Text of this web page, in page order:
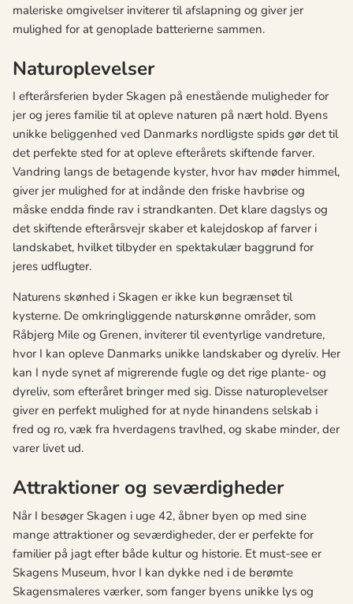
maleriske omgivelser inviterer til afslapning og giver jer
mulighed for at genoplade batterierne sammen.
Naturoplevelser
I efterårsferien byder Skagen på enestående muligheder for
jer og jeres familie til at opleve naturen på nært hold. Byens
unikke beliggenhed ved Danmarks nordligste spids gør det til
det perfekte sted for at opleve efterårets skiftende farver.
Vandring langs de betagende kyster, hvor hav møder himmel,
giver jer mulighed for at indånde den friske havbrise og
måske endda finde rav i strandkanten. Det klare dagslys og
det skiftende efterårsvejr skaber et kalejdoskop af farver i
landskabet, hvilket tilbyder en spektakulær baggrund for
jeres udflugter.
Naturens skønhed i Skagen er ikke kun begrænset til
kysterne. De omkringliggende naturskønne områder, som
Råbjerg Mile og Grenen, inviterer til eventyrlige vandreture,
hvor I kan opleve Danmarks unikke landskaber og dyreliv. Her
kan I nyde synet af migrerende fugle og det rige plante- og
dyreliv, som efteråret bringer med sig. Disse naturoplevelser
giver en perfekt mulighed for at nyde hinandens selskab i
fred og ro, væk fra hverdagens travlhed, og skabe minder, der
varer livet ud.
Attraktioner og seværdigheder
Når I besøger Skagen i uge 42, åbner byen op med sine
mange attraktioner og seværdigheder, der er perfekte for
familier på jagt efter både kultur og historie. Et must-see er
Skagens Museum, hvor I kan dykke ned i de berømte
Skagensmaleres værker, som fanger byens unikke lys og